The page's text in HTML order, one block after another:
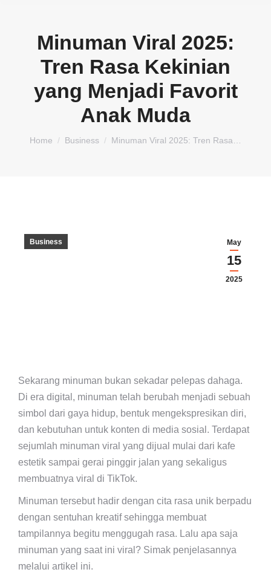
Minuman Viral 2025:
Tren Rasa Kekinian
yang Menjadi Favorit
Anak Muda
You are here:
Home Business Minuman Viral 2025: Tren Rasa…
May
15
2025
Business
Sekarang minuman bukan sekadar pelepas dahaga.
Di era digital, minuman telah berubah menjadi sebuah
simbol dari gaya hidup, bentuk mengekspresikan diri,
dan kebutuhan untuk konten di media sosial. Terdapat
sejumlah minuman viral yang dijual mulai dari kafe
estetik sampai gerai pinggir jalan yang sekaligus
membuatnya viral di TikTok.
Minuman tersebut hadir dengan cita rasa unik berpadu
dengan sentuhan kreatif sehingga membuat
tampilannya begitu menggugah rasa. Lalu apa saja
minuman yang saat ini viral? Simak penjelasannya
melalui artikel ini.